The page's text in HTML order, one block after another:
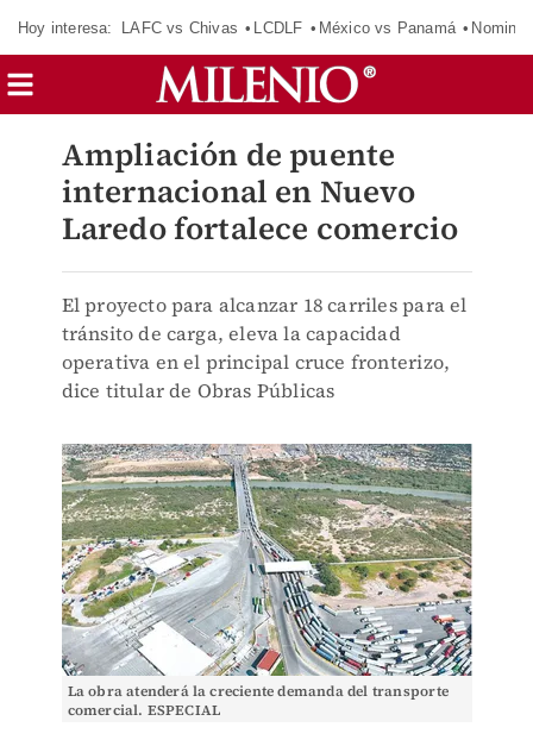
Hoy interesa: LAFC vs Chivas LCDLF México vs Panamá
Ampliación de puente
internacional en Nuevo
Laredo fortalece comercio
El proyecto para alcanzar 18 carriles para el
tránsito de carga, eleva la capacidad
operativa en el principal cruce fronterizo,
dice titular de Obras Públicas
La obra atenderá la creciente demanda del transporte
comercial. ESPECIAL